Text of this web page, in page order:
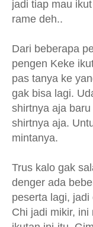
jadi tiap mau
rame deh..
Dari beberapa
pengen Keke
pas tanya ke
gak bisa lagi.
shirtnya aja
shirtnya aja.
mintanya.
Trus kalo gak
denger ada
peserta lagi,
Chi jadi mikir,